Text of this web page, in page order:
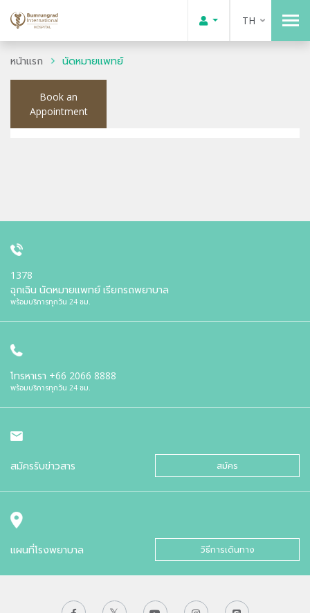
TH
หน้าแรก นัดหมายแพทย์
Book an
Appointment
1378
ฉุกเฉิน นัดหมายแพทย์ เรียกรถพยาบาล
พร้อมบริการทุกวัน 24 ชม.
โทรหาเรา +66 2066 8888
พร้อมบริการทุกวัน 24 ชม.
สมัครรับข่าวสาร สมัคร
แผนที่โรงพยาบาล วิธีการเดินทาง